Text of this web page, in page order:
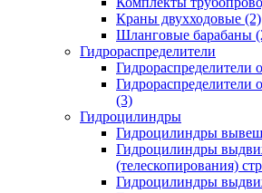
Краны двухходовые (2)
Шланговые барабаны
Гидрораспределители
Гидрораспределители
Гидрораспределители
(3)
Гидроцилиндры
Гидроцилиндры
Гидроцилиндры
(телескопирования)
Гидроцилиндры